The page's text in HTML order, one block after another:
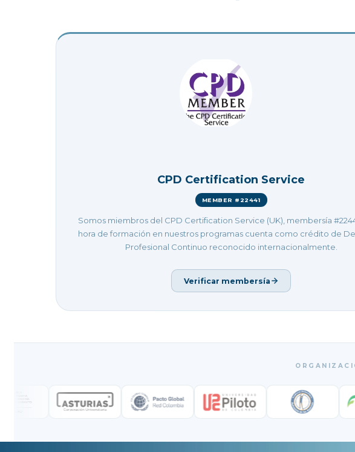
CPD Certification Service
MEMBER #22441
Somos miembros del CPD Certification Service (UK), membersía
hora de formación en nuestros programas cuenta como crédito de
Profesional Continuo reconocido internacionalmente.
Verificar membersía